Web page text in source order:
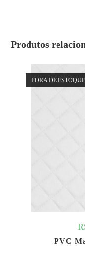
Produtos
FORA DE ESTOQUE
PVC